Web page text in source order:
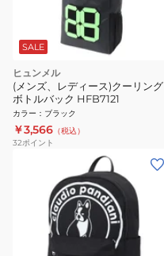
SALE
ヒュンメル
(メンズ、レディース)クーリング
ボトルバック HFB7121
カラー ： ブラック
￥3,566 （税込）
32ポイント